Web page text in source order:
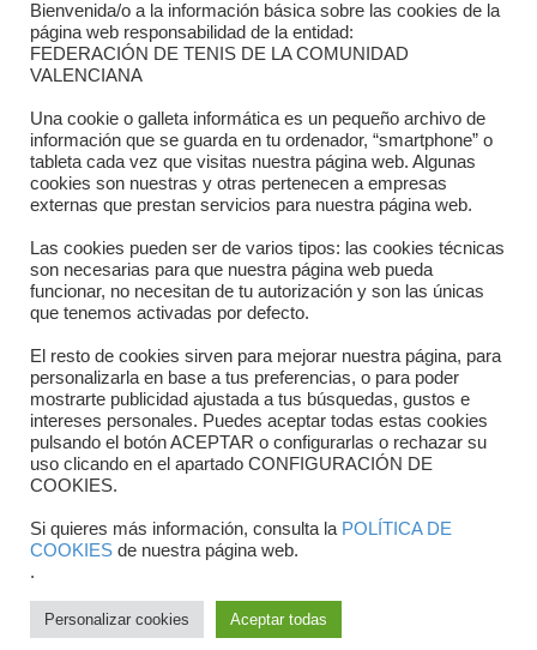
Contacto
Dónde estamos
Directorio departamentos
Horario
Formulario de contacto
Copyright © 2025 FTCV
Bienvenida/o a la información básica sobre las cookies de la
página web responsabilidad de la entidad:
FEDERACIÓN DE TENIS DE LA COMUNIDAD
VALENCIANA
Una cookie o galleta informática es un pequeño archivo de
información que se guarda en tu ordenador, “smartphone” o
tableta cada vez que visitas nuestra página web. Algunas
cookies son nuestras y otras pertenecen a empresas
externas que prestan servicios para nuestra página web.
Las cookies pueden ser de varios tipos: las cookies técnicas
son necesarias para que nuestra página web pueda
funcionar, no necesitan de tu autorización y son las únicas
que tenemos activadas por defecto.
El resto de cookies sirven para mejorar nuestra página, para
personalizarla en base a tus preferencias, o para poder
mostrarte publicidad ajustada a tus búsquedas, gustos e
intereses personales. Puedes aceptar todas estas cookies
pulsando el botón ACEPTAR o configurarlas o rechazar su
uso clicando en el apartado CONFIGURACIÓN DE
COOKIES.
Si quieres más información, consulta la POLÍTICA DE
COOKIES de nuestra página web.
.
Personalizar cookies Aceptar todas